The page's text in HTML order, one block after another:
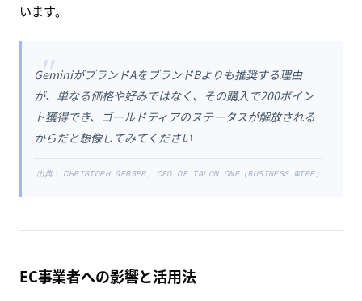
います。
"
GeminiがブランドAをブランドBよりも推奨する理由
が、単なる価格や好みではなく、その購入で200ポイン
ト獲得でき、ゴールドティアのステータスが解放される
からだと想像してみてください
出典: CHRISTOPH GERBER, CEO OF TALON.ONE（BUSINESS WIRE）
EC事業者への影響と活用法